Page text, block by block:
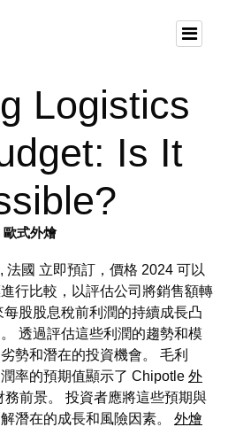
Logistics
Is It
歐式外燴
法國 立即預訂，價格 2024 可以
行比較，以評估公司將銷售額轉
股股息稅前利潤的持續成長凸
透過評估這些利潤的趨勢和模
勢和潛在的投資機會。 毛利
率的預期值顯示了 Chipotle 外
務前景。 投資者應將這些預期與
潛在的成長和風險因素。 外燴